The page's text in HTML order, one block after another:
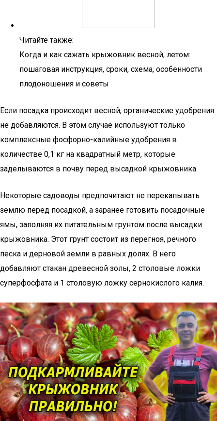
Читайте также:
Когда и как сажать крыжовник весной, летом:
пошаговая инструкция, сроки, схема, особенности
плодоношения и советы
Если посадка происходит весной, органические удобрения
не добавляются. В этом случае используют только
комплексные фосфорно-калийные удобрения в
количестве 0,1 кг на квадратный метр, которые
заделываются в почву перед высадкой крыжовника.
Некоторые садоводы предпочитают не перекапывать
землю перед посадкой, а заранее готовить посадочные
ямы, заполняя их питательным грунтом после высадки
крыжовника. Этот грунт состоит из перегноя, речного
песка и дерновой земли в равных долях. В него
добавляют стакан древесной золы, 2 столовые ложки
суперфосфата и 1 столовую ложку сернокислого калия.